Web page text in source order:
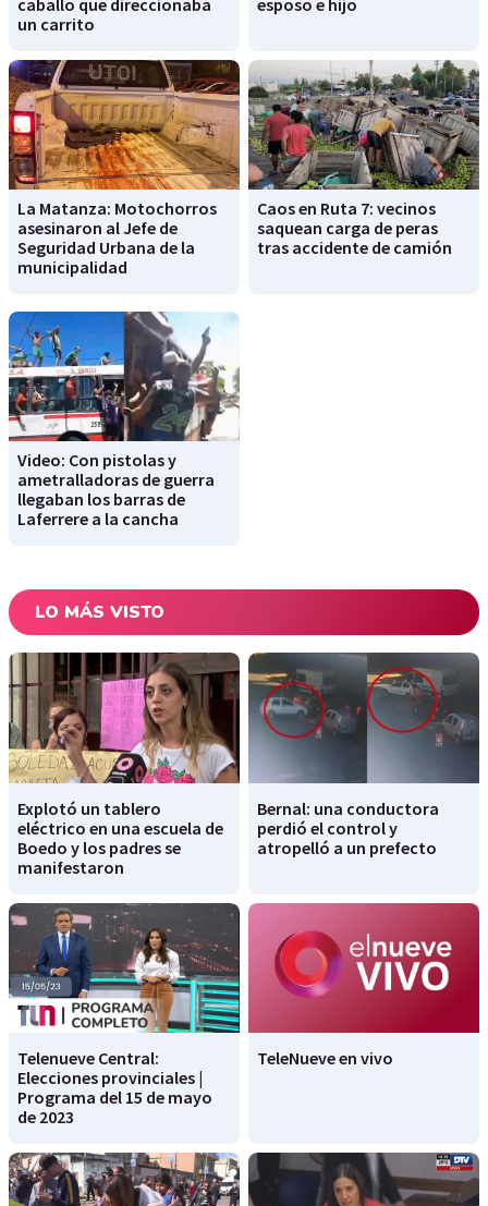
un carrito
La Matanza: Motochorros
asesinaron al Jefe de
Seguridad Urbana de la
municipalidad
Caos en Ruta 7: vecinos
saquean carga de peras
tras accidente de camión
Video: Con pistolas y
ametralladoras de guerra
llegaban los barras de
Laferrere a la cancha
LO MÁS VISTO
Explotó un tablero
eléctrico en una escuela de
Boedo y los padres se
manifestaron
Bernal: una conductora
perdió el control y
atropelló a un prefecto
Telenueve Central:
Elecciones provinciales |
Programa del 15 de mayo
de 2023
TeleNueve en vivo